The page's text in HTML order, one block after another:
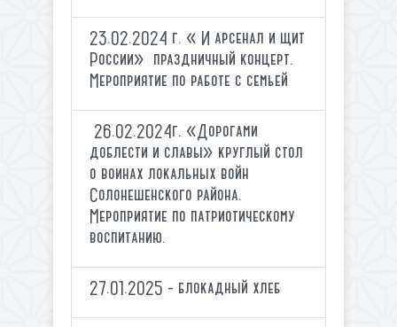
23.02.2024 г. « И арсенал и щит
России» праздничный концерт.
Мероприятие по работе с семьей
26.02.2024г. «Дорогами
доблести и славы» круглый стол
о воинах локальных войн
Солонешенского района.
Мероприятие по патриотическому
воспитанию.
27.01.2025 - блокадный хлеб